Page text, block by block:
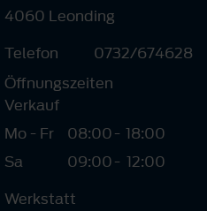
4060 Leonding
Telefon
0732/674628
Öffnungszeiten
Verkauf
Mo - Fr
08:00- 18:00
Sa
09:00- 12:00
Werkstatt